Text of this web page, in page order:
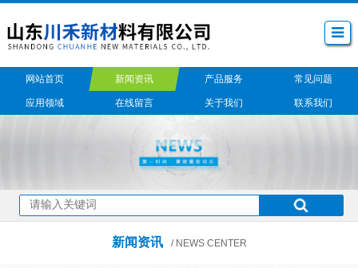
网站首页 新闻资讯 产品服务 常见问题
应用领域 在线留言 关于我们 联系我们
新闻资讯 / NEWS CENTER